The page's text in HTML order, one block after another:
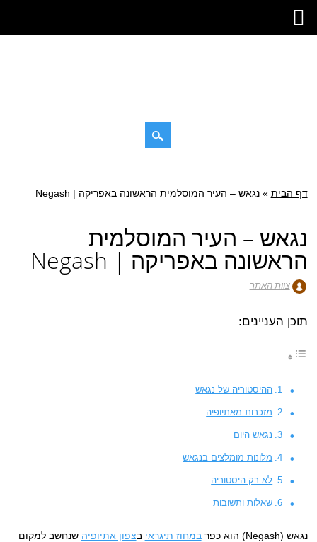
לתוכן
דף הבית »נגאש – העיר המוסלמית הראשונה באפריקה | Negash
נגאש – העיר המוסלמית
הראשונה באפריקה | Negash
צוות האתר
תוכן העניינים:
ההיסטוריה של נגאש
מזכרות מאתיופיה
נגאש היום
מלונות מומלצים בנגאש
לא רק היסטוריה
שאלות ותשובות
נגאש (Negash) הוא כפר במחוז תיגראי בצפון אתיופיה שנחשב למקום